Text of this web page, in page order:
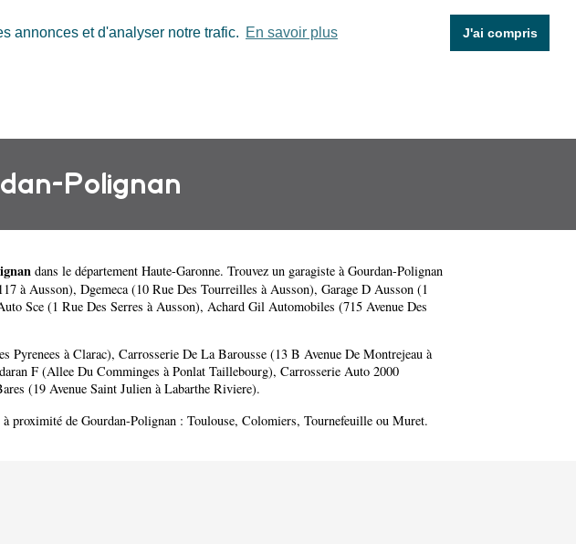
annonces et d'analyser notre trafic. En savoir plus J'ai compris
Polignan
dans le département Haute-Garonne. Trouvez un garagiste à Gourdan-Polignan
à Ausson), Dgemeca (10 Rue Des Tourreilles à Ausson), Garage D Ausson (1
Sce (1 Rue Des Serres à Ausson), Achard Gil Automobiles (715 Avenue Des
Pyrenees à Clarac), Carrosserie De La Barousse (13 B Avenue De Montrejeau à
F (Allee Du Comminges à Ponlat Taillebourg), Carrosserie Auto 2000
(19 Avenue Saint Julien à Labarthe Riviere).
proximité de Gourdan-Polignan : Toulouse, Colomiers, Tournefeuille ou Muret.